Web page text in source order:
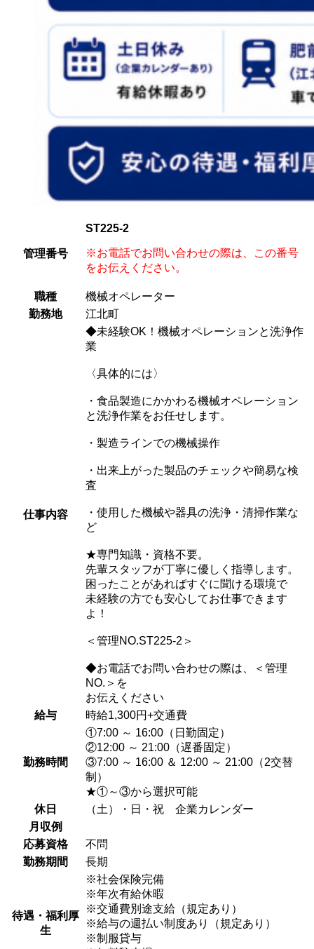
管理番号
ST225-2
※お電話でお問い合わせの際は、この番号
をお伝えください。
職種
機械オペレーター
勤務地
江北町
仕事内容
◆未経験OK！機械オペレーションと洗浄作
業
〈具体的には〉
・食品製造にかかわる機械オペレーション
と洗浄作業をお任せします。
・製造ラインでの機械操作
・出来上がった製品のチェックや簡易な検
査
・使用した機械や器具の洗浄・清掃作業な
ど
★専門知識・資格不要。
先輩スタッフが丁寧に優しく指導します。
困ったことがあればすぐに聞ける環境で
未経験の方でも安心してお仕事できます
よ！
＜管理NO.ST225-2＞
◆お電話でお問い合わせの際は、＜管理
NO.＞を
お伝えください
給与
時給1,300円+交通費
勤務時間
①7:00 ～ 16:00（日勤固定）
②12:00 ～ 21:00（遅番固定）
③7:00 ～ 16:00 ＆ 12:00 ～ 21:00（2交替
制）
★①～③から選択可能
休日
（土）・日・祝 企業カレンダー
月収例
応募資格
不問
勤務期間
長期
待遇・福利厚
生
※社会保険完備
※年次有給休暇
※交通費別途支給（規定あり）
※給与の週払い制度あり（規定あり）
※制服貸与